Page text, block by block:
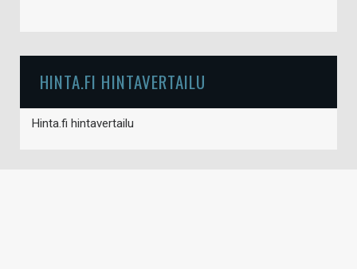
HINTA.FI HINTAVERTAILU
Hinta.fi hintavertailu